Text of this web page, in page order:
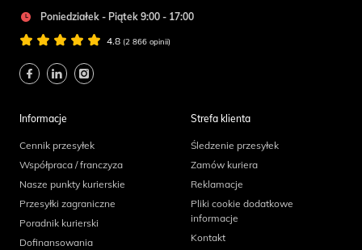
Poniedziałek - Piątek 9:00 - 17:00
4.8 (2 866 opinii)
Informacje
Cennik przesyłek
Współpraca / franczyza
Nasze punkty kurierskie
Przesyłki zagraniczne
Poradnik kurierski
Dofinansowania
Strefa klienta
Śledzenie przesyłek
Zamów kuriera
Reklamacje
Pliki cookie dodatkowe
informacje
Kontakt